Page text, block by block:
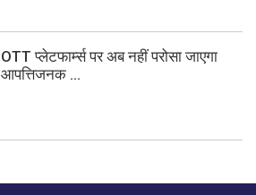
OTT प्लेटफार्म्स पर अब नहीं परोसा जाएगा
आपत्तिजनक ...